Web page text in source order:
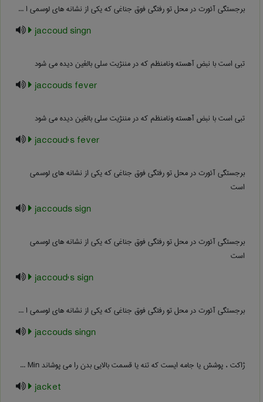
برجستگی آئورت در محل تو رفتگی فوق جناغی که یکی از نشانه های لوسمی ا ...
jaccoud singn
تبی است با نبض آهسته ونامنظم که در مننژیت سلی بالغین دیده می شود
jaccouds fever
تبی است با نبض آهسته ونامنظم که در مننژیت سلی بالغین دیده می شود
jaccoud's fever
برجستگی آئورت در محل تو رفتگی فوق جناغی که یکی از نشانه های لوسمی
است
jaccouds sign
برجستگی آئورت در محل تو رفتگی فوق جناغی که یکی از نشانه های لوسمی
است
jaccoud's sign
برجستگی آئورت در محل تو رفتگی فوق جناغی که یکی از نشانه های لوسمی ا ...
jaccouds singn
ژاکت ، پوشش یا جامه ایست که تنه یا قسمت بالایی بدن را می پوشاند Min ...
jacket